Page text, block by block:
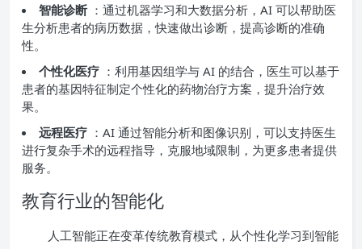
智能诊断 ：通过机器学习和大数据分析，AI 可以帮助医
生分析患者的病历数据，快速做出诊断，提高诊断的准确
性。
个性化医疗 ：利用基因组学与 AI 的结合，医生可以基于
患者的基因特征制定个性化的药物治疗方案，提升治疗效
果。
远程医疗 ：AI 通过智能分析和图像识别，可以支持医生
进行复杂手术的远程指导，克服地域限制，为更多患者提供
服务。
教育行业的智能化
人工智能正在变革传统教育模式，从个性化学习到智能